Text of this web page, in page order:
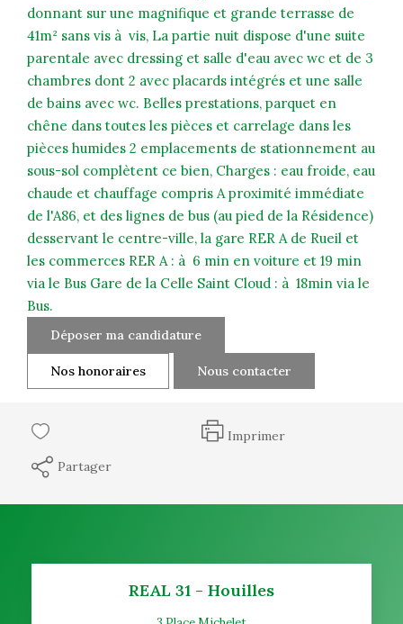
donnant sur une magnifique et grande terrasse de
41m² sans vis à vis, La partie nuit dispose d'une suite
parentale avec dressing et salle d'eau avec wc et de 3
chambres dont 2 avec placards intégrés et une salle
de bains avec wc. Belles prestations, parquet en
chêne dans toutes les pièces et carrelage dans les
pièces humides 2 emplacements de stationnement au
sous-sol complètent ce bien, Charges : eau froide, eau
chaude et chauffage compris A proximité immédiate
de l'A86, et des lignes de bus (au pied de la Résidence)
desservant le centre-ville, la gare RER A de Rueil et
les commerces RER A : à 6 min en voiture et 19 min
via le Bus Gare de la Celle Saint Cloud : à 18min via le
Bus.
Déposer ma candidature
Nos honoraires Nous contacter
Imprimer
Partager
REAL 31 - Houilles